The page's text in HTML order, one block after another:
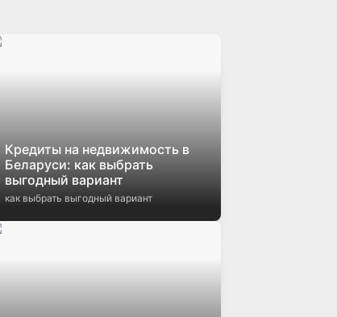
Кредиты на недвижимость в
Беларуси: как выбрать
выгодный вариант
как выбрать выгодный вариант